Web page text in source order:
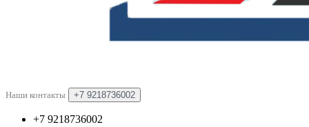
Наши контакты +7 9218736002
+7 9218736002